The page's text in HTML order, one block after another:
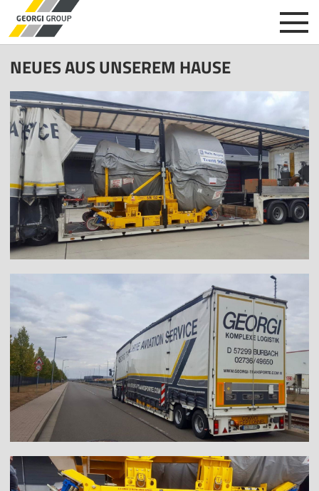
NEUES AUS UNSEREM HAUSE